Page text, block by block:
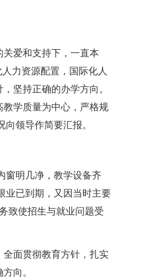
爱和支持下，一直本
力资源配置，国际化人
坚持正确的办学方向。
学质量为中心，严格规
领导作简要汇报。
明几净，教学设备齐
业已到期，又因当时主要
致使招生与就业问题受
面贯彻教育方针，扎实
向。